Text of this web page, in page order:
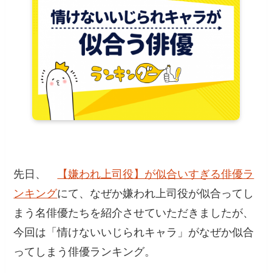
先日、
【嫌われ上司役】が似合いすぎる俳優ラ
ンキングにて、なぜか嫌われ上司役が似合ってし
まう名俳優たちを紹介させていただきましたが、
今回は「情けないいじられキャラ」がなぜか似合
ってしまう俳優ランキング。